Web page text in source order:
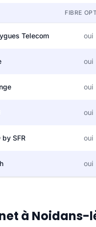
FIBRE
Telecom oui
oui
oui
oui
by SFR oui
oui
à Noidans-